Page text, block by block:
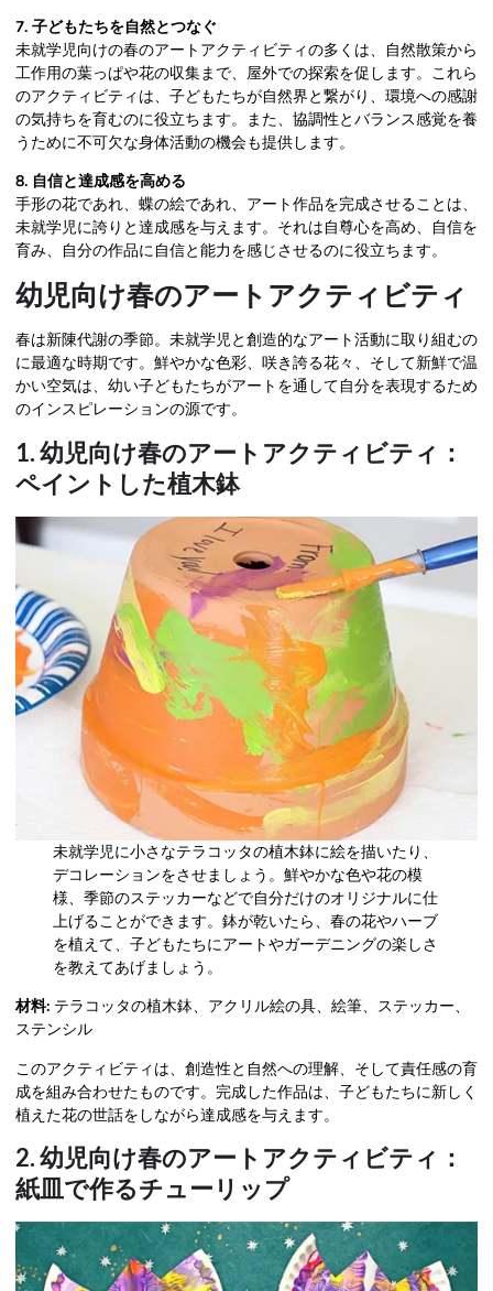
7. 子どもたちを自然とつなぐ
未就学児向けの春のアートアクティビティの多くは、自然散策から
工作用の葉っぱや花の収集まで、屋外での探索を促します。これら
のアクティビティは、子どもたちが自然界と繋がり、環境への感謝
の気持ちを育むのに役立ちます。また、協調性とバランス感覚を養
うために不可欠な身体活動の機会も提供します。
8. 自信と達成感を高める
手形の花であれ、蝶の絵であれ、アート作品を完成させることは、
未就学児に誇りと達成感を与えます。それは自尊心を高め、自信を
育み、自分の作品に自信と能力を感じさせるのに役立ちます。
幼児向け春のアートアクティビティ
春は新陳代謝の季節。未就学児と創造的なアート活動に取り組むの
に最適な時期です。鮮やかな色彩、咲き誇る花々、そして新鮮で温
かい空気は、幼い子どもたちがアートを通して自分を表現するため
のインスピレーションの源です。
1. 幼児向け春のアートアクティビティ：
ペイントした植木鉢
未就学児に小さなテラコッタの植木鉢に絵を描いたり、
デコレーションをさせましょう。鮮やかな色や花の模
様、季節のステッカーなどで自分だけのオリジナルに仕
上げることができます。鉢が乾いたら、春の花やハーブ
を植えて、子どもたちにアートやガーデニングの楽しさ
を教えてあげましょう。
材料: テラコッタの植木鉢、アクリル絵の具、絵筆、ステッカー、
ステンシル
このアクティビティは、創造性と自然への理解、そして責任感の育
成を組み合わせたものです。完成した作品は、子どもたちに新しく
植えた花の世話をしながら達成感を与えます。
2. 幼児向け春のアートアクティビティ：
紙皿で作るチューリップ